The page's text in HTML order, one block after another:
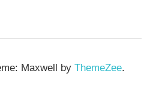
Maxwell by ThemeZee.